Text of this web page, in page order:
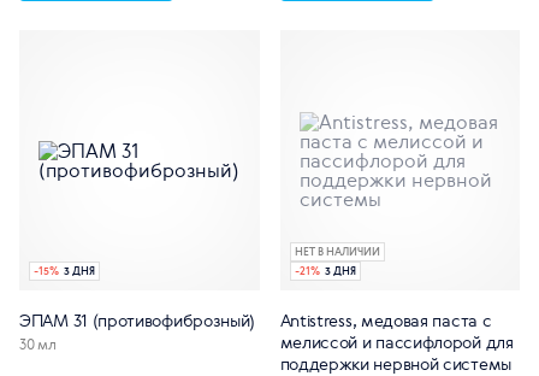
-15% 3 ДНЯ
ЭПАМ 31 (противофиброзный)
30 мл
-21% 3 ДНЯ
НЕТ В НАЛИЧИИ
Antistress, медовая паста с
мелиссой и пассифлорой для
поддержки нервной системы